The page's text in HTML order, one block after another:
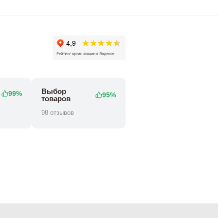
99%
Выбор
товаров
95%
98 отзывов